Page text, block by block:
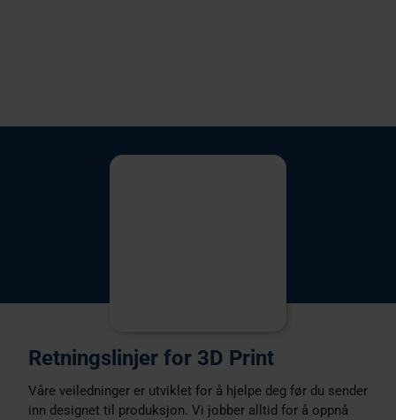
Retningslinjer for 3D Print
Våre veiledninger er utviklet for å hjelpe deg før du sender
inn designet til produksjon. Vi jobber alltid for å oppnå